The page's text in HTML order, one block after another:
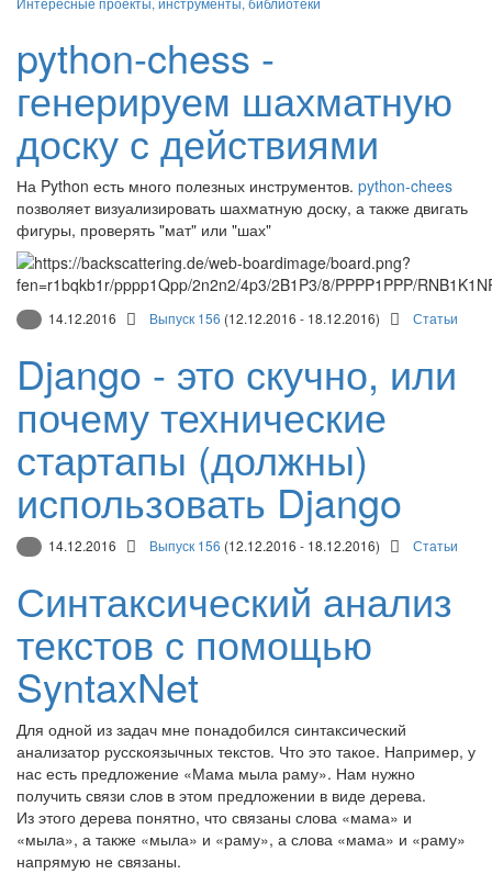
python-chess -
генерируем шахматную
доску с действиями
На Python есть много полезных инструментов. python-chees
позволяет визуализировать шахматную доску, а также двигать
фигуры, проверять "мат" или "шах"
14.12.2016 Выпуск 156 (12.12.2016 - 18.12.2016) Статьи
Django - это скучно, или
почему технические
стартапы (должны)
использовать Django
14.12.2016 Выпуск 156 (12.12.2016 - 18.12.2016) Статьи
Синтаксический анализ
текстов с помощью
SyntaxNet
Для одной из задач мне понадобился синтаксический
анализатор русскоязычных текстов. Что это такое. Например, у
нас есть предложение «Мама мыла раму». Нам нужно
получить связи слов в этом предложении в виде дерева.
Из этого дерева понятно, что связаны слова «мама» и
«мыла», а также «мыла» и «раму», а слова «мама» и «раму»
напрямую не связаны.